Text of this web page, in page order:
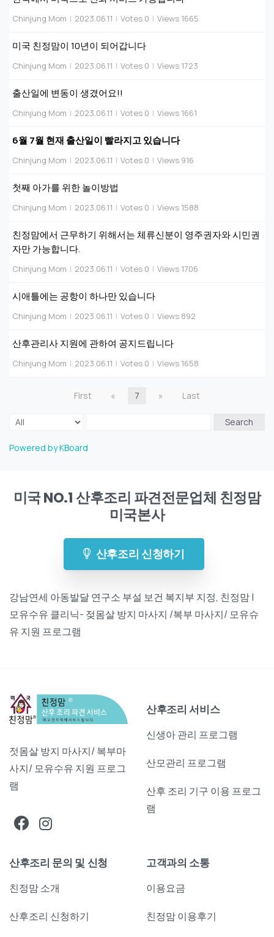
Chinjung Mom | 2023.06.11 | Votes 0 | Views 1665
미국 친정맘이 10년이 되어갑니다
Chinjung Mom | 2023.06.11 | Votes 0 | Views 1723
출산일에 변동이 생겼어요!!
Chinjung Mom | 2023.06.11 | Votes 0 | Views 1661
6월 7월 현재 출산일이 빨라지고 있습니다
Chinjung Mom | 2023.06.11 | Votes 0 | Views 916
첫째 아가를 위한 놀이방법
Chinjung Mom | 2023.06.11 | Votes 0 | Views 1588
친정맘에서 근무하기 위해서는 체류신분이 영주권자와 시민권
자만 가능합니다.
Chinjung Mom | 2023.06.11 | Votes 0 | Views 1706
시애틀에는 공항이 하나만 있습니다
Chinjung Mom | 2023.06.11 | Votes 0 | Views 892
산후관리사 지원에 관하여 공지드립니다
Chinjung Mom | 2023.06.11 | Votes 0 | Views 1658
First « 7 » Last
Search
Powered by KBoard
미국 NO.1 산후조리 파견전문업체 친정맘
미국본사
산후조리 신청하기
강남연세 아동발달 연구소 부설 보건 복지부 지정, 친정맘 |
모유수유 클리닉- 젖몸살 방지 마사지 /복부 마사지/ 모유슈
유 지원 프로그램
젓몸살 방지 마사지/ 복부마
사지/ 모유수유 지원 프로그
램
산후조리 서비스
신생아 관리 프로그램
산모관리 프로그램
산후 조리 기구 이용 프로그
램
산후조리 문의 및 신청
친정맘 소개
산후조리 신청하기
고객과의 소통
이용요금
친정맘 이용후기